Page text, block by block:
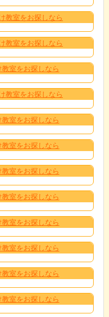
教室をお探しなら
教室をお探しなら
室をお探しなら
教室をお探しなら
室をお探しなら
室をお探しなら
室をお探しなら
室をお探しなら
室をお探しなら
室をお探しなら
室をお探しなら
室をお探しなら